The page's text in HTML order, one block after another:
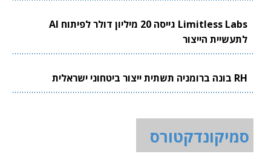
Limitless Labs גייסה 20 מיליון דולר לפיתוח AI
לתעשיית הייצור
RH בונה ברומניה תשתית ייצור ביטחוני ישראלית
סמיקונדקטורס